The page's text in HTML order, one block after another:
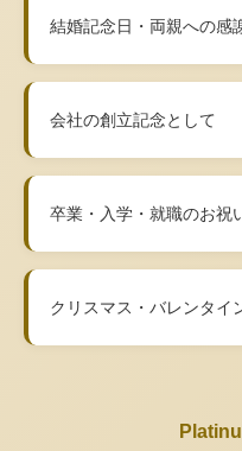
結婚記念日・両親への感
会社の創立記念として
卒業・入学・就職のお祝
クリスマス・バレンタイ